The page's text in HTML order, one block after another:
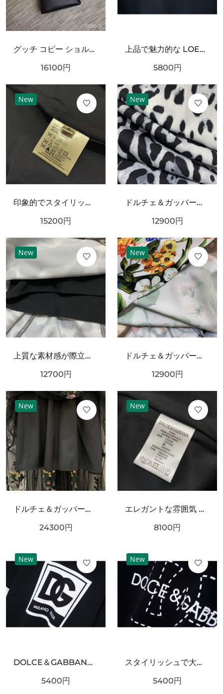
グッチ コピー ショルダーバッグ GUCCI 個性を引き立てるスタイリッシュな仕上がり
16100円
上品で魅力的な LOEWE ロエベ スーパーコピー Tシャツ シンプル
5800円
New
印象的でスタイリッシュな DOLCE＆GABBANA ドルチェ＆ガッバーナ コピー ワンピース
15200円
New
ドルチェ＆ガッバーナ コピー 上下セット DOLCE＆GABBANA シックでフェミニンな装い
12900円
New
上質な素材感が際立つ DOLCE＆GABBANA ドルチェ＆ガッバーナ コピー ワンピース
12700円
New
ドルチェ＆ガッバーナ コピー ワンピース DOLCE＆GABBANA 華やかで優雅な雰囲気
12900円
New
ドルチェ＆ガッバーナ コピー ワンピース DOLCE＆GABBANA 華やかで優雅な雰囲気
24300円
New
エレガントな雰囲気 DOLCE&GABBANA ドルチェ＆ガッバーナ コピー キャミソール 上質な素材感
8100円
New
DOLCE＆GABBANA ドルチェ＆ガッバーナ コピー 半袖Tシャツ 個性 自由な美意識
5400円
New
スタイリッシュで大胆な ドルチェ＆ガッバーナ コピー 半袖Tシャツ DOLCE＆GABBANA
5400円